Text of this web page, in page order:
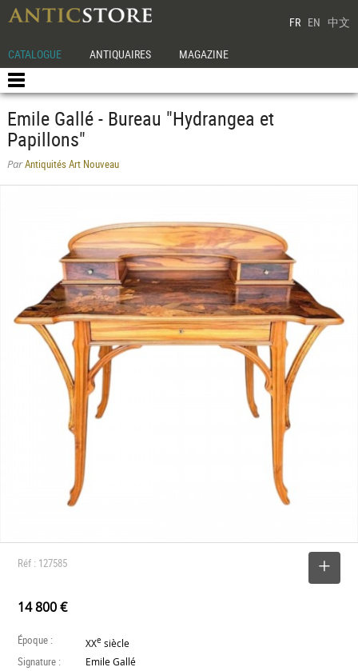
FR EN 中文
CATALOGUE ANTIQUAIRES MAGAZINE
Emile Gallé - Bureau "Hydrangea et
Papillons"
ParAntiquités Art Nouveau
Réf : 127585
14 800 €
Époque : XXe siècle
Signature : Emile Gallé